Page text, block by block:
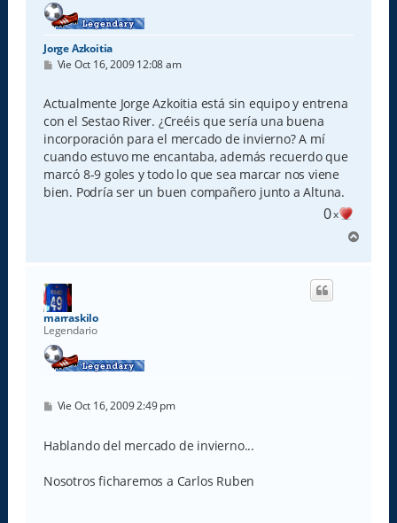
Jorge Azkoitia
M
s
a
j
e
Vie Oct 16, 2009 12:08 am
Actualmente Jorge Azkoitia está sin equipo y entrena
con el Sestao River. ¿Creéis que sería una buena
incorporación para el mercado de invierno? A mí
cuando estuvo me encantaba, además recuerdo que
marcó 8-9 goles y todo lo que sea marcar nos viene
bien. Podría ser un buen compañero junto a Altuna.
0x
r
marraskilo
Legendario
M
s
a
e
Vie Oct 16, 2009 2:49 pm
Hablando del mercado de invierno...
Nosotros ficharemos a Carlos Ruben